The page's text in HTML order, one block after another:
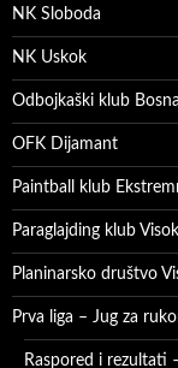
NK Sloboda
NK Uskok
Odbojkaški klub
OFK Dijamant
Paintball klub
Paraglajding klub
Planinarsko društvo
Prva liga – Jug za
Raspored i rezultati